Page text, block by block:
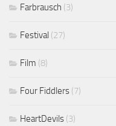
Farbrausch (3)
Festival (27)
Film (8)
Four Fiddlers (7)
HeartDevils (3)